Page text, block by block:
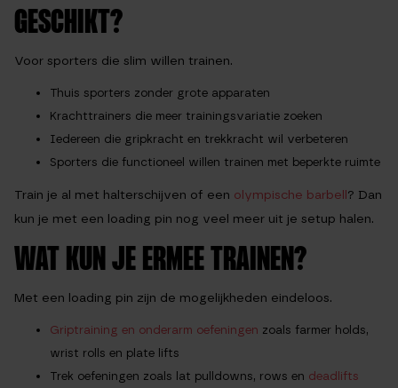
GESCHIKT?
Voor sporters die slim willen trainen.
Thuis sporters zonder grote apparaten
Krachttrainers die meer trainingsvariatie zoeken
Iedereen die gripkracht en trekkracht wil verbeteren
Sporters die functioneel willen trainen met beperkte ruimte
Train je al met halterschijven of een olympische barbell? Dan
kun je met een loading pin nog veel meer uit je setup halen.
WAT KUN JE ERMEE TRAINEN?
Met een loading pin zijn de mogelijkheden eindeloos.
Griptraining en onderarm oefeningen zoals farmer holds,
wrist rolls en plate lifts
Trek oefeningen zoals lat pulldowns, rows en deadlifts